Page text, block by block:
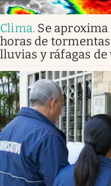
Clima. Se
horas de
lluvias y ráfagas